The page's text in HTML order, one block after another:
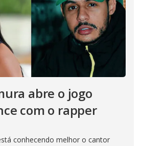
abre o jogo
com o rapper
conhecendo melhor o cantor